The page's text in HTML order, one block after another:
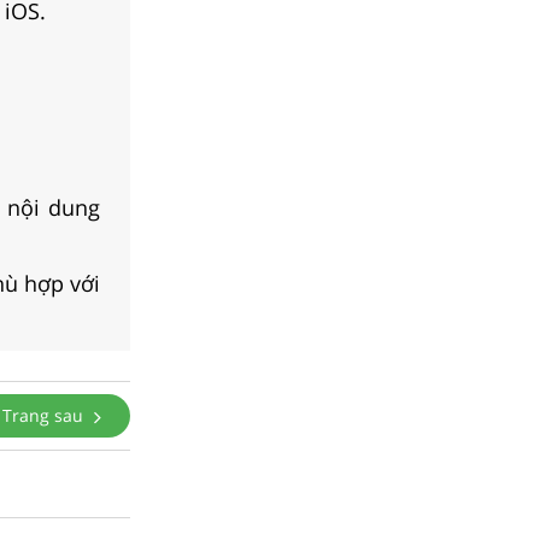
dung
hợp với
Trang sau